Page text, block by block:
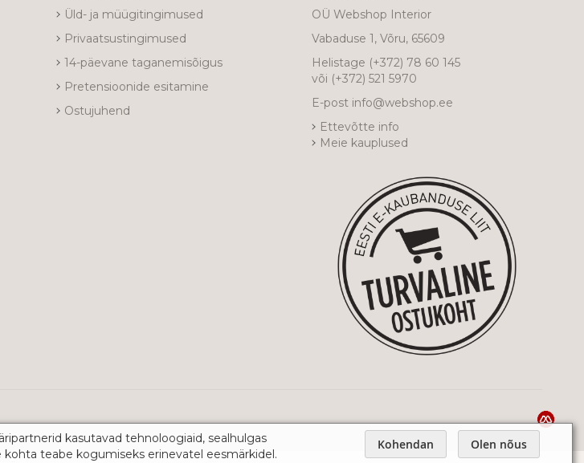
kasutavad tehnoloogiaid, sealhulgas
kohta teabe kogumiseks erinevatel eesmärkidel.
Kohendan Olen nõus
Üld- ja müügitingimused
Privaatsustingimused
14-päevane taganemisõigus
Pretensioonide esitamine
Ostujuhend
OÜ Webshop Interior
Vabaduse 1, Võru, 65609
Helistage (+372) 78 60 145
või (+372) 521 5970
E-post info@webshop.ee
Ettevõtte info
Meie kauplused